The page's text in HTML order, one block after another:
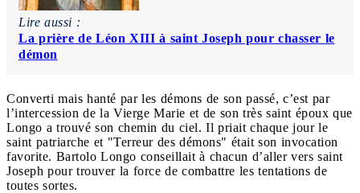
Lire aussi :
La prière de Léon XIII à saint Joseph pour chasser le
démon
Converti mais hanté par les démons de son passé, c’est par
l’intercession de la Vierge Marie et de son très saint époux que
Longo a trouvé son chemin du ciel. Il priait chaque jour le
saint patriarche et "Terreur des démons" était son invocation
favorite. Bartolo Longo conseillait à chacun d’aller vers saint
Joseph pour trouver la force de combattre les tentations de
toutes sortes.